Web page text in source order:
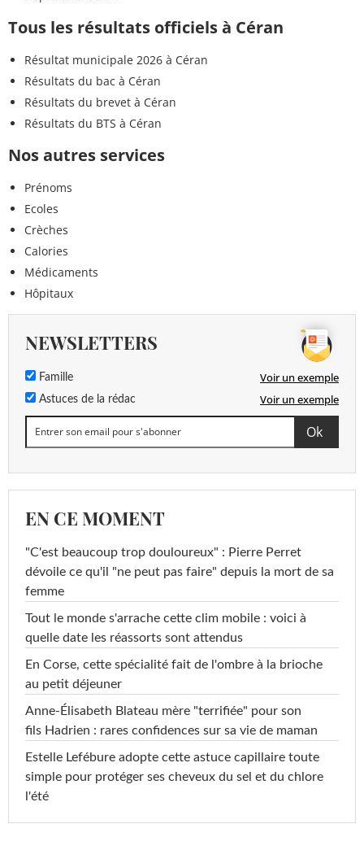
Tous les résultats officiels à Céran
Résultat municipale 2026 à Céran
Résultats du bac à Céran
Résultats du brevet à Céran
Résultats du BTS à Céran
Nos autres services
Prénoms
Ecoles
Crèches
Calories
Médicaments
Hôpitaux
NEWSLETTERS
Famille Voir un exemple
Astuces de la rédac Voir un exemple
EN CE MOMENT
"C'est beaucoup trop douloureux" : Pierre Perret
dévoile ce qu'il "ne peut pas faire" depuis la mort de sa
femme
Tout le monde s'arrache cette clim mobile : voici à
quelle date les réassorts sont attendus
En Corse, cette spécialité fait de l'ombre à la brioche
au petit déjeuner
Anne-Élisabeth Blateau mère "terrifiée" pour son
fils Hadrien : rares confidences sur sa vie de maman
Estelle Lefébure adopte cette astuce capillaire toute
simple pour protéger ses cheveux du sel et du chlore
l'été